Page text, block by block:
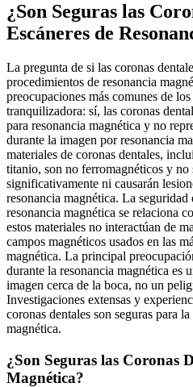
¿Son Seguras las
Escáneres de
La pregunta de si las coronas
procedimientos de resonancia
preocupaciones más comunes de
tranquilizadora: sí, las coronas
para resonancia magnética y no
durante la imagen por resonancia
materiales de coronas dentales,
titanio, son no ferromagnéticos y no
significativamente ni causarán
resonancia magnética. La seguridad
resonancia magnética se relaciona
estos materiales no interactúan de
campos magnéticos usados en las
magnética. La principal
durante la resonancia magnética es
imagen cerca de la boca, no un
Investigaciones extensas y
coronas dentales son seguras para
magnética.
¿Son Seguras las Coronas
Magnética?